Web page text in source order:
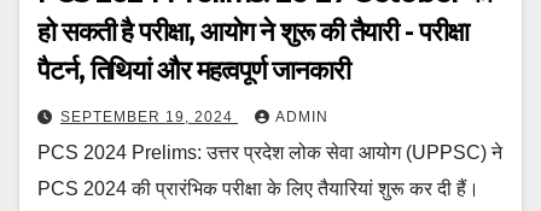
हो सकती है परीक्षा, आयोग ने शुरू की तैयारी - परीक्षा
पैटर्न, तिथियां और महत्वपूर्ण जानकारी
SEPTEMBER 19, 2024 ADMIN
PCS 2024 Prelims: उत्तर प्रदेश लोक सेवा आयोग (UPPSC) ने
PCS 2024 की प्रारंभिक परीक्षा के लिए तैयारियां शुरू कर दी हैं।